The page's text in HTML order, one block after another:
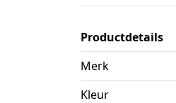
Productdetails
Merk
Kleur